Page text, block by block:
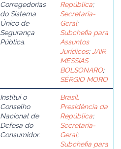
Corregedorias
do Sistema
Único de
Segurança
Pública.
República;
Secretaria-
Geral;
Subchefia para
Assuntos
Jurídicos; JAIR
MESSIAS
BOLSONARO;
SÉRGIO MORO
Institui o
Conselho
Nacional de
Defesa do
Consumidor.
Brasil.
Presidência da
República;
Secretaria-
Geral;
Subchefia para